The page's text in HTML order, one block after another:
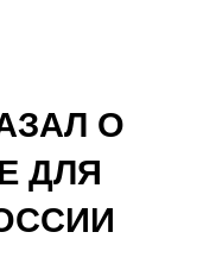
О
ДЛЯ